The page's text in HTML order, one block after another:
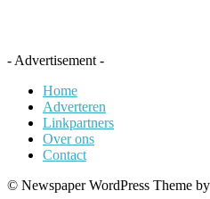
- Advertisement -
Home
Adverteren
Linkpartners
Over ons
Contact
© Newspaper WordPress Theme